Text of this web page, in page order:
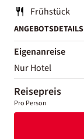
Frühstück
ANGEBOTSDETAILS
Eigenanreise
Nur Hotel
Reisepreis
Pro Person